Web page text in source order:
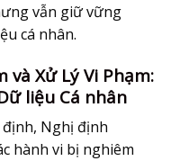
vẫn giữ vững
cá nhân.
và Xử Lý Vi Phạm:
liệu Cá nhân
định, Nghị định
hành vi bị nghiêm